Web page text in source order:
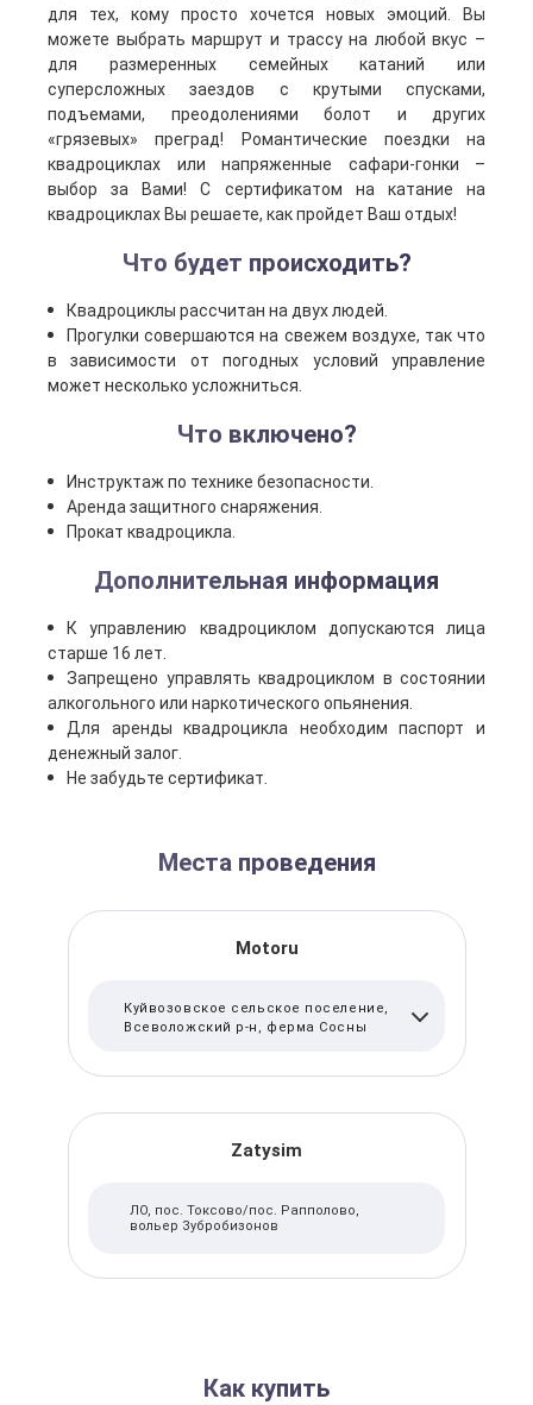
для тех, кому просто хочется новых эмоций. Вы
можете выбрать маршрут и трассу на любой вкус –
для размеренных семейных катаний или
суперсложных заездов с крутыми спусками,
подъемами, преодолениями болот и других
«грязевых» преград! Романтические поездки на
квадроциклах или напряженные сафари-гонки –
выбор за Вами! С сертификатом на катание на
квадроциклах Вы решаете, как пройдет Ваш отдых!
Что будет происходить?
Квадроциклы рассчитан на двух людей.
Прогулки совершаются на свежем воздухе, так что
в зависимости от погодных условий управление
может несколько усложниться.
Что включено?
Инструктаж по технике безопасности.
Аренда защитного снаряжения.
Прокат квадроцикла.
Дополнительная информация
К управлению квадроциклом допускаются лица
старше 16 лет.
Запрещено управлять квадроциклом в состоянии
алкогольного или наркотического опьянения.
Для аренды квадроцикла необходим паспорт и
денежный залог.
Не забудьте сертификат.
Места проведения
Motoru
Куйвозовское сельское поселение,
Всеволожский р-н, ферма Сосны
Zatysim
ЛО, пос. Токсово/пос. Рапполово,
вольер Зубробизонов
Как купить